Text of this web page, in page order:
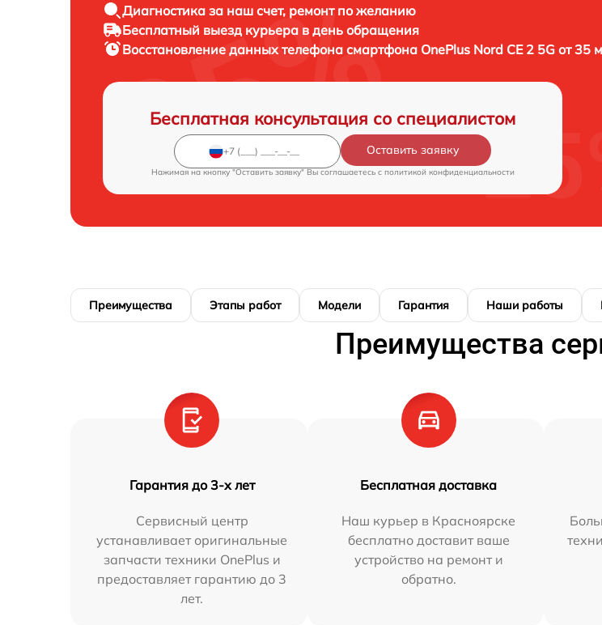
Диагностика за наш счет, ремонт по желанию
Бесплатный выезд курьера в день обращения
Восстановление данных телефона смартфона OnePlus Nord CE 2 5G от 35
Бесплатная консультация со специалистом
Оставить заявку
Нажимая на кнопку "Оставить заявку" Вы соглашаетесь c политикой конфиденциальности
Преимущества Этапы работ Модели Гарантия Наши работы
Преимущества
Гарантия до 3-х лет
Сервисный центр
устанавливает оригинальные
запчасти техники OnePlus и
предоставляет гарантию до 3
лет.
Бесплатная доставка
Наш курьер в Красноярске
бесплатно доставит ваше
устройство на ремонт и
обратно.